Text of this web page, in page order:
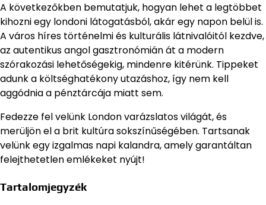
A következőkben bemutatjuk, hogyan lehet a legtöbbet
kihozni egy londoni látogatásból, akár egy napon belül is.
A város híres történelmi és kulturális látnivalóitól kezdve,
az autentikus angol gasztronómián át a modern
szórakozási lehetőségekig, mindenre kitérünk. Tippeket
adunk a költséghatékony utazáshoz, így nem kell
aggódnia a pénztárcája miatt sem.
Fedezze fel velünk London varázslatos világát, és
merüljön el a brit kultúra sokszínűségében. Tartsanak
velünk egy izgalmas napi kalandra, amely garantáltan
felejthetetlen emlékeket nyújt!
Tartalomjegyzék